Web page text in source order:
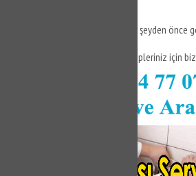
Unutmayın, sağlık ve hijyen her şeyden önce
Daha fazla bilgi ve destek talepleriniz için